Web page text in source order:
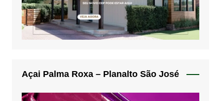
Açai Palma Roxa – Planalto São José